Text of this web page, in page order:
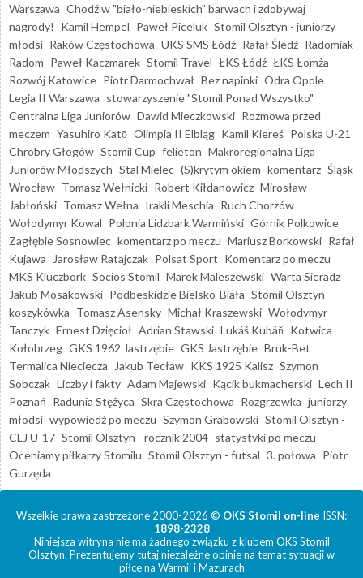
Warszawa Chodź w "biało-niebieskich" barwach i zdobywaj
nagrody!
Kamil Hempel Paweł Piceluk Stomil Olsztyn - juniorzy
młodsi Raków Częstochowa UKS SMS Łódź Rafał Śledź Radomiak
Radom Paweł Kaczmarek Stomil Travel ŁKS Łódź ŁKS Łomża
Rozwój Katowice Piotr Darmochwał Bez napinki Odra Opole
Legia II Warszawa stowarzyszenie "Stomil Ponad Wszystko"
Centralna Liga Juniorów Dawid Mieczkowski Rozmowa przed
meczem Yasuhiro Katō Olimpia II Elbląg Kamil Kiereś Polska U-21
Chrobry Głogów Stomil Cup felieton Makroregionalna Liga
Juniorów Młodszych Stal Mielec (S)krytym okiem komentarz Śląsk
Wrocław Tomasz Wełnicki Robert Kiłdanowicz Mirosław
Jabłoński Tomasz Wełna Irakli Meschia Ruch Chorzów
Wołodymyr Kowal Polonia Lidzbark Warmiński Górnik Polkowice
Zagłębie Sosnowiec komentarz po meczu Mariusz Borkowski Rafał
Kujawa
Jarosław Ratajczak Polsat Sport Komentarz po meczu
MKS Kluczbork Socios Stomil Marek Maleszewski Warta Sieradz
Jakub Mosakowski Podbeskidzie Bielsko-Biała Stomil Olsztyn -
koszykówka Tomasz Asensky Michał Kraszewski Wołodymyr
Tanczyk Ernest Dzięcioł Adrian Stawski Lukáš Kubáň Kotwica
Kołobrzeg GKS 1962 Jastrzębie GKS Jastrzębie Bruk-Bet
Termalica Nieciecza
Jakub Tecław KKS 1925 Kalisz Szymon
Sobczak Liczby i fakty Adam Majewski Kącik bukmacherski Lech II
Poznań Radunia Stężyca Skra Częstochowa Rozgrzewka juniorzy
młodsi wypowiedź po meczu Szymon Grabowski Stomil Olsztyn -
CLJ U-17 Stomil Olsztyn - rocznik 2004 statystyki po meczu
Oceniamy piłkarzy Stomilu Stomil Olsztyn - futsal 3. połowa Piotr
Gurzęda
Wszelkie prawa zastrzeżone 2000-2026 © OKS Stomil on-line ISSN:
1898-2328
Niniejsza witryna nie ma żadnego związku z klubem OKS Stomil
Olsztyn. Prezentujemy tutaj niezależne opinie na temat sytuacji w
piłce na Warmii i Mazurach